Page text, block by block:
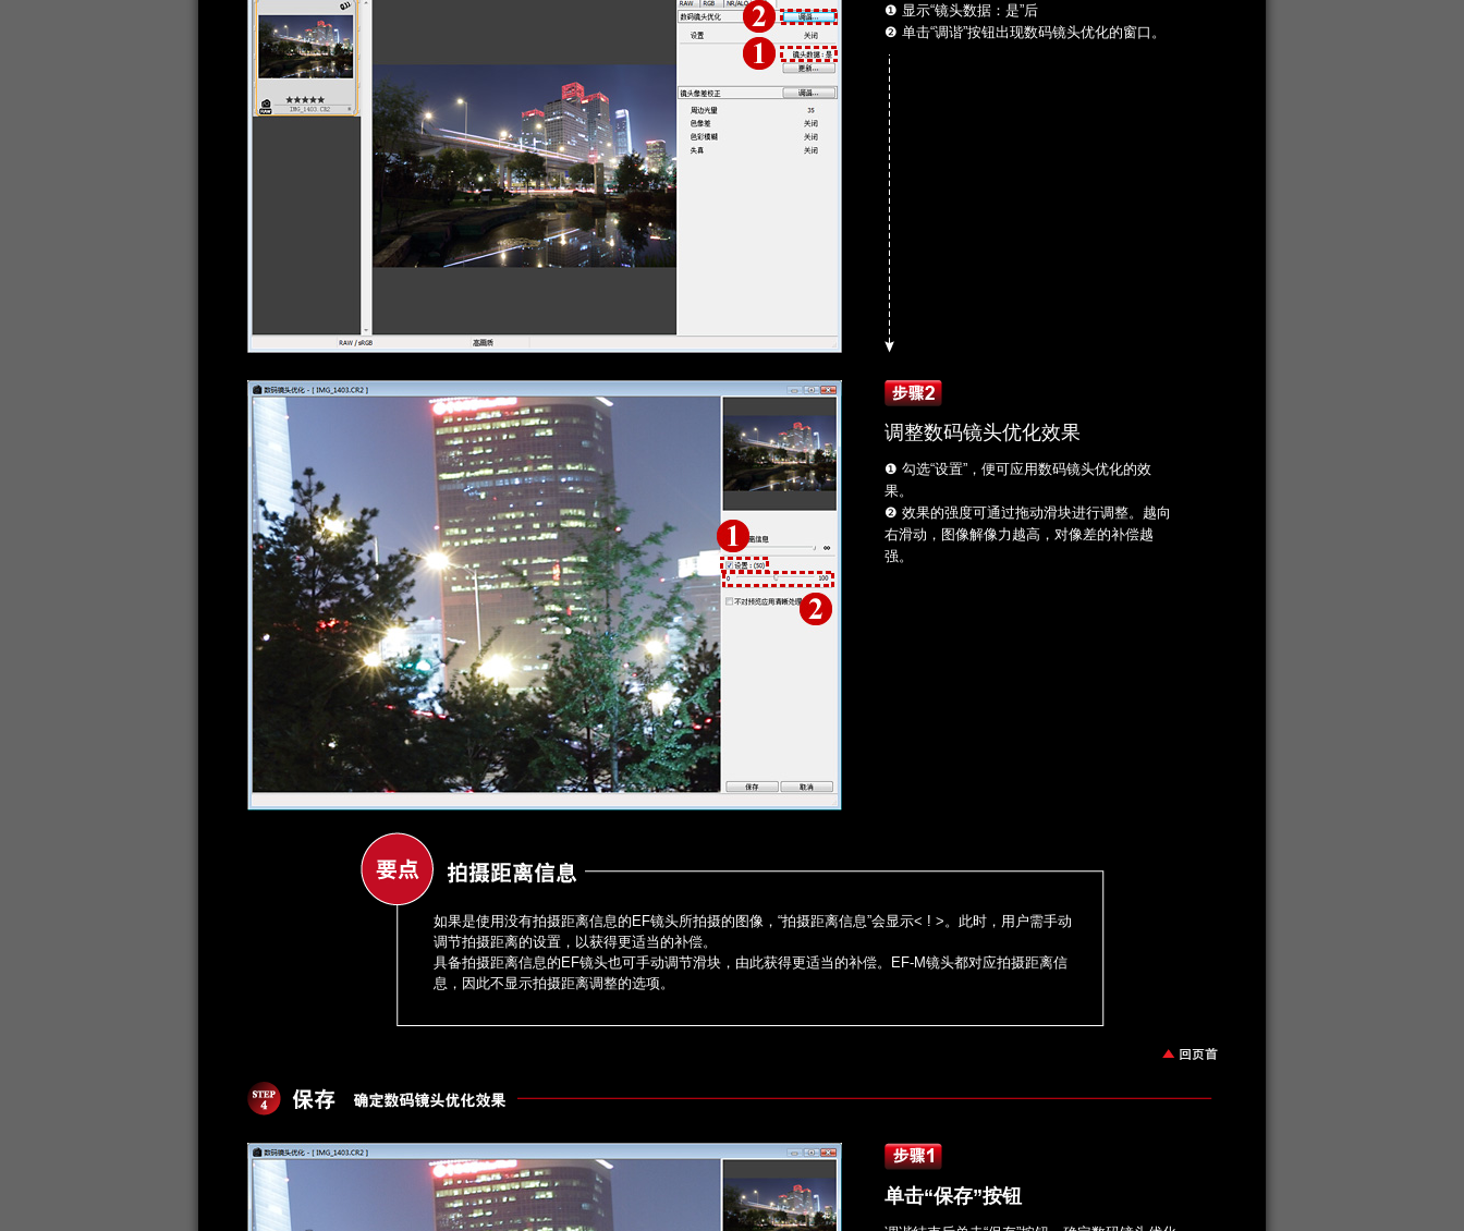
❶ 显示“镜头数据：是”后
❷ 单击“调谐”按钮出现数码镜头优化的窗口。
调整数码镜头优化效果
❶ 勾选“设置”，便可应用数码镜头优化的效
果。
❷ 效果的强度可通过拖动滑块进行调整。越向
右滑动，图像解像力越高，对像差的补偿越
强。
如果是使用没有拍摄距离信息的EF镜头所拍摄的图像，“拍摄距离信息”会显示< ! >。此时，用户需手动
调节拍摄距离的设置，以获得更适当的补偿。
具备拍摄距离信息的EF镜头也可手动调节滑块，由此获得更适当的补偿。EF-M镜头都对应拍摄距离信
息，因此不显示拍摄距离调整的选项。
单击“保存”按钮